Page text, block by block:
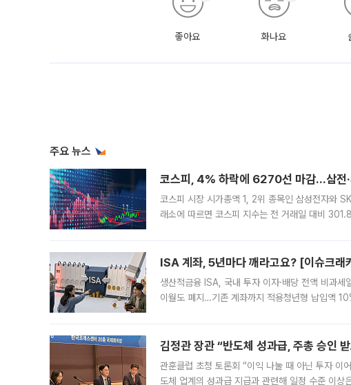
좋아요 화나요
주요 뉴스
코스피, 4% 하락에 6270선 마감…삼전
코스피 시장 시가총액 1, 2위 종목인 삼성전자와
래소에 따르면 코스피 지수는 전 거래일 대비
ISA 계좌, 5년마다 깨라고요? [이슈크래
생산적금융 ISA, 국내 투자 이자·배당 전액 비과
이월도 폐지…기존 계좌까지 적용청년형 납입액
김정관 장관 “반도체 성과급, 주총 승인
관훈클럽 초청 토론회 “이익 나눌 때 아닌 투자 이
도체 업계의 성과급 지급과 관련해 일정 수준 이상